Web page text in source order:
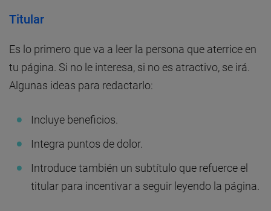
Titular
Es lo primero que va a leer la persona que aterrice en
tu página. Si no le interesa, si no es atractivo, se irá.
Algunas ideas para redactarlo:
Incluye beneficios.
Integra puntos de dolor.
Introduce también un subtítulo que refuerce el
titular para incentivar a seguir leyendo la página.